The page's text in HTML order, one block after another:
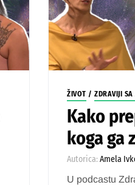
ŽIVOT / ZDRAVIJI
Kako
koga ga
Autorica: Amela
U podcastu